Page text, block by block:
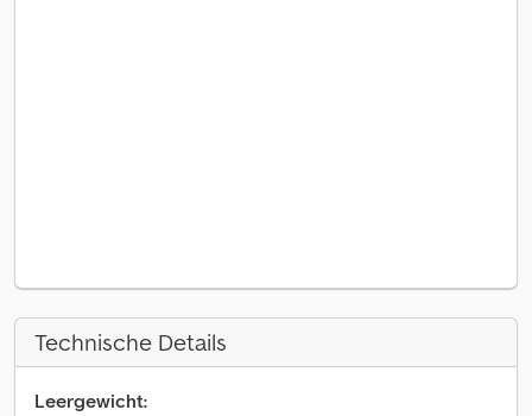
Technische Details
Leergewicht: